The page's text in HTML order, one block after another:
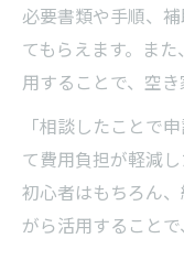
必要書類や手順、
てもらえます。ま
用することで、空き
「相談したことで
て費用負担が軽減
初心者はもちろん
がら活用すること